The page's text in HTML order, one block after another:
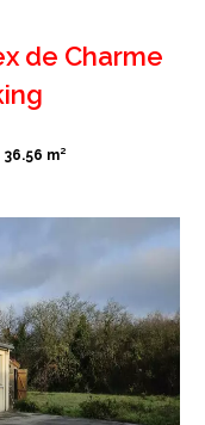
de Charme
36.56 m²